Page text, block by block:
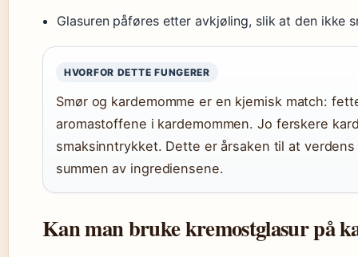
Glasuren påføres etter avkjøling, slik at den ikke
HVORFOR DETTE FUNGERER
Smør og kardemomme er en kjemisk match:
aromastoffene i kardemommen. Jo ferskere
smaksinntrykket. Dette er årsaken til at
summen av ingrediensene.
Kan man bruke kremostglasur på